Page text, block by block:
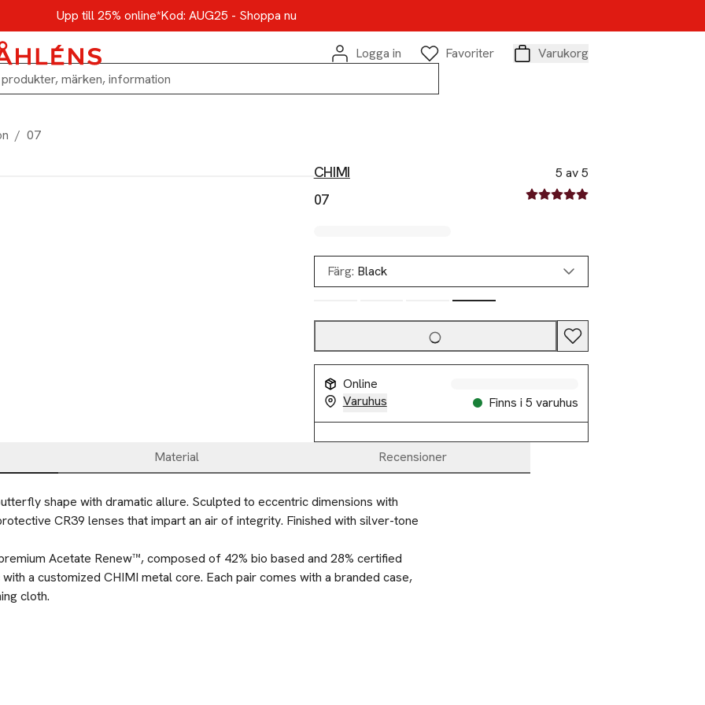
Upp till 25% online*Kod: AUG25 - Shoppa nu
Logga in
Favoriter
Varukorg
/ 07
CHIMI
07
5 av 5
5 av fem stjärnor
Färg: Black
Online
Varuhus
Finns i 5 varuhus
Material Recensioner
shape with dramatic allure. Sculpted to eccentric dimensions with
CR39 lenses that impart an air of integrity. Finished with silver-tone
Acetate Renew™, composed of 42% bio based and 28% certified
a customized CHIMI metal core. Each pair comes with a branded case,
cloth.